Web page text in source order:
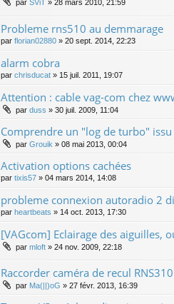
par SViT » 28 mars 2010, 21:59
Probleme rns510 au demmarage
par florian02880 » 20 sept. 2014, 22:23
alarm cobra
par chrisducat » 15 juil. 2011, 19:07
Attention : cable vag-com chez
par duss » 30 juil. 2009, 11:04
Comprendre un "log de turbo" issu
par Grouik » 08 mai 2013, 00:04
Activation options cachées
par tixis57 » 04 mars 2014, 14:08
probleme connexion autoradio 2
par heartbeats » 14 oct. 2013, 17:30
[VAGcom] Eclairage des aiguilles,
par mloft » 24 nov. 2009, 22:18
Raccorder caméra de recul
par Ma(||)oG » 27 févr. 2013, 16:39